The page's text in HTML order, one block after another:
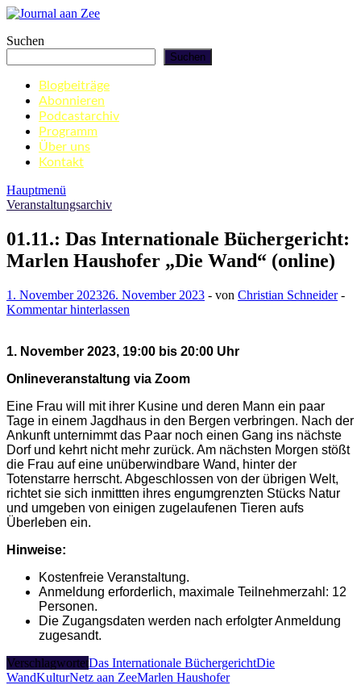
Zum
springen
Journal aan Zee
Suchen
Suchen
Blogbeiträge
Abonnieren
Podcastarchiv
Programm
Über uns
Kontakt
Hauptmenü
Veranstaltungsarchiv
01.11.: Das Internationale Büchergericht:
Marlen Haushofer „Die Wand“ (online)
1. November 202326. November 2023 - von Christian Schneider-
Kommentar hinterlassen
1. November 2023, 19:00 bis 20:00 Uhr
Onlineveranstaltung via Zoom
Eine Frau will mit ihrer Kusine und deren Mann ein paar
Tage in einem Jagdhaus in den Bergen verbringen. Nach der
Ankunft unternimmt das Paar noch einen Gang ins nächste
Dorf und kehrt nicht mehr zurück. Am nächsten Morgen stößt
die Frau auf eine unüberwindbare Wand, hinter der
Totenstarre herrscht. Abgeschlossen von der übrigen Welt,
richtet sie sich inmittten ihres engumgrenzten Stücks Natur
und umgeben von einigen zugelaufenen Tieren aufs
Überleben ein.
Hinweise:
Kostenfreie Veranstaltung.
Anmeldung erforderlich, maximale Teilnehmerzahl: 12
Personen.
Die Zugangsdaten werden nach erfolgter Anmeldung
zugesandt.
VerschlagwortetDas Internationale BüchergerichtDie
WandKulturNetz aan ZeeMarlen Haushofer